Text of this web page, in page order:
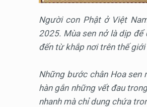
Người con Phật ở Việt
2025. Mùa sen nở là dịp
đến từ khắp nơi trên thế
Những bước chân Hoa sen
hàn gắn những vết đau
nhanh mà chỉ dung chứa